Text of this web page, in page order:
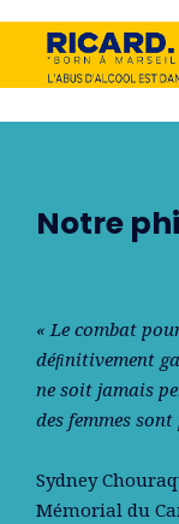
Notre
« Le combat
déﬁnitivement
ne soit jamais
des femmes
Sydney
Mémorial du